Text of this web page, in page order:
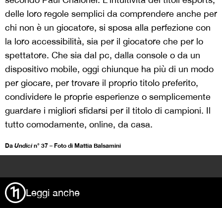
delle loro regole semplici da comprendere anche per
chi non è un giocatore, si sposa alla perfezione con
la loro accessibilità, sia per il giocatore che per lo
spettatore. Che sia dal pc, dalla console o da un
dispositivo mobile, oggi chiunque ha più di un modo
per giocare, per trovare il proprio titolo preferito,
condividere le proprie esperienze o semplicemente
guardare i migliori sfidarsi per il titolo di campioni. Il
tutto comodamente, online, da casa.
Da Undicin° 37 – Foto di Mattia Balsamini
Leggi anche